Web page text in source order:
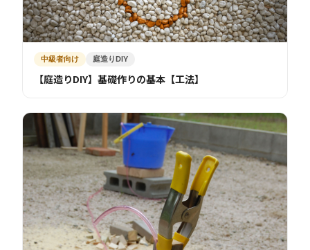
中級者向け 庭造りDIY
【庭造りDIY】基礎作りの基本【工法】